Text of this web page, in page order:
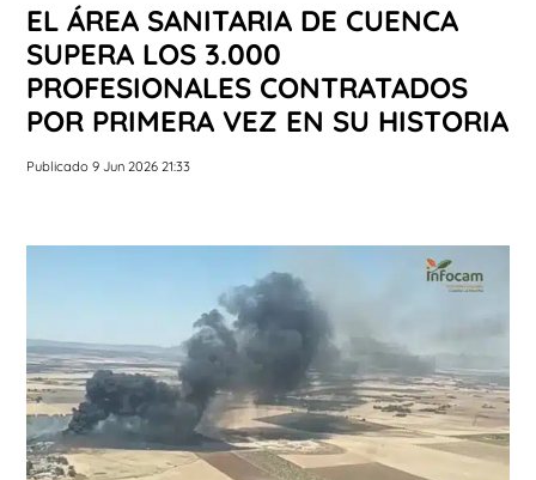
EL ÁREA SANITARIA DE CUENCA
SUPERA LOS 3.000
PROFESIONALES CONTRATADOS
POR PRIMERA VEZ EN SU HISTORIA
Publicado 9 Jun 2026 21:33